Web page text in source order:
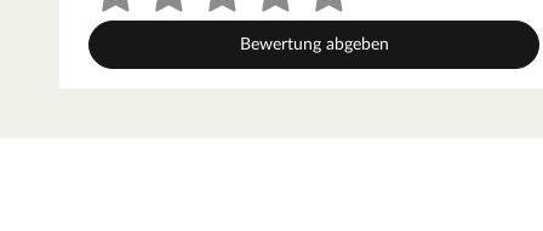
benötigten Bodenanker zum Einbetonieren im Erdreich, 6
Ein Lenkrad und ein Spiel-Teleskop sind bereits im
Bewertung abgeben